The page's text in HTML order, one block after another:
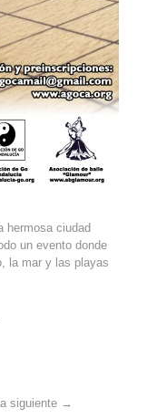
hermosa ciudad
un evento donde
la mar y las playas
siguiente →